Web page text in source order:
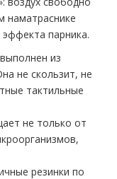
наматраснике
парника.
из
не скользит, не
тактильные
не только от
резинки по